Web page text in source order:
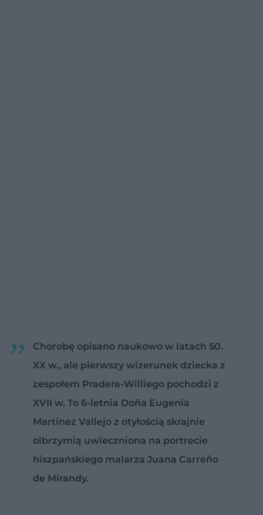
Chorobę opisano naukowo w latach 50.
XX w., ale pierwszy wizerunek dziecka z
zespołem Pradera-Williego pochodzi z
XVII w. To 6-letnia Doña Eugenia
Martinez Vallejo z otyłością skrajnie
olbrzymią uwieczniona na portrecie
hiszpańskiego malarza Juana Carreño
de Mirandy.